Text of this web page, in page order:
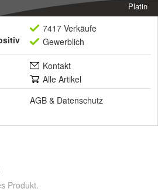
Platin
7417 Verkäufe
Gewerblich
Kontakt
Alle Artikel
AGB & Datenschutz
Produkt.